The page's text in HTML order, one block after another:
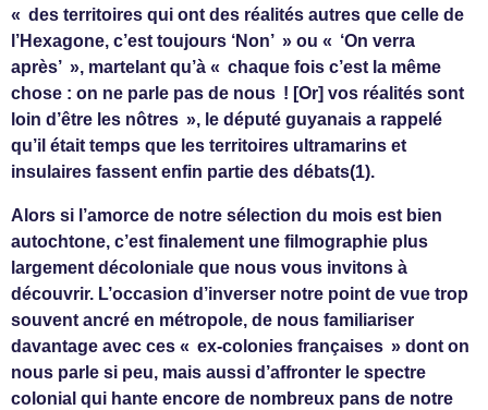
« des territoires qui ont des réalités autres que celle de
l’Hexagone, c’est toujours ‘Non’ » ou « ‘On verra
après’ », martelant qu’à « chaque fois c’est la même
chose : on ne parle pas de nous ! [Or] vos réalités sont
loin d’être les nôtres », le député guyanais a rappelé
qu’il était temps que les territoires ultramarins et
insulaires fassent enfin partie des débats(1).
Alors si l’amorce de notre sélection du mois est bien
autochtone, c’est finalement une filmographie plus
largement décoloniale que nous vous invitons à
découvrir. L’occasion d’inverser notre point de vue trop
souvent ancré en métropole, de nous familiariser
davantage avec ces « ex-colonies françaises » dont on
nous parle si peu, mais aussi d’affronter le spectre
colonial qui hante encore de nombreux pans de notre